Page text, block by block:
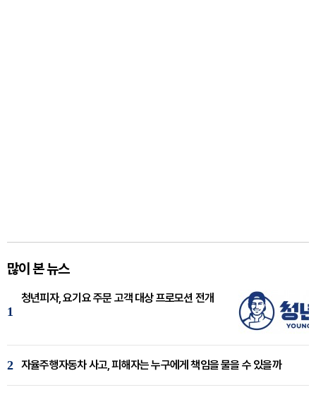
많이 본 뉴스
1
청년피자, 요기요 주문 고객 대상 프로모션 전개
2 자율주행자동차 사고, 피해자는 누구에게 책임을 물을 수 있을까